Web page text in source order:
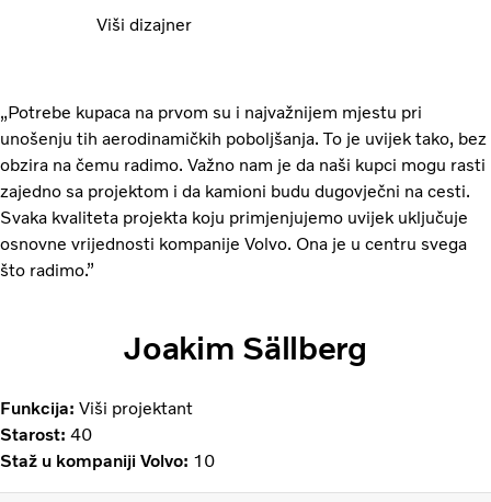
Viši dizajner
„Potrebe kupaca na prvom su i najvažnijem mjestu pri
unošenju tih aerodinamičkih poboljšanja. To je uvijek tako, bez
obzira na čemu radimo. Važno nam je da naši kupci mogu rasti
zajedno sa projektom i da kamioni budu dugovječni na cesti.
Svaka kvaliteta projekta koju primjenjujemo uvijek uključuje
osnovne vrijednosti kompanije Volvo. Ona je u centru svega
što radimo.”
Joakim Sällberg
Funkcija: Viši projektant
Starost: 40
Staž u kompaniji Volvo: 10